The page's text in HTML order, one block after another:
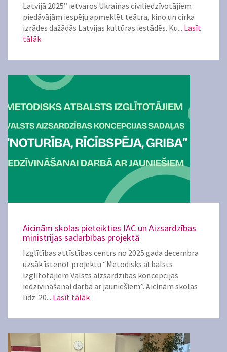
Latvijā 2025” ietvaros Ukrainas civiliedzīvotājiem
piedāvājām iespēju apmeklēt teātra, kino un cirka
izrādes dažādās Latvijas kultūras iestādēs. Ku... Lasīt
tālāk
Aicinām skolas pieteikties IAC un Aizsardzības
ministrijas sadarbības projektā
Izglītības attīstības centrs no 2025.gada decembra
uzsāk īstenot projektu “Metodisks atbalsts
izglītotājiem Valsts aizsardzības koncepcijas
iedzīvināšanai darbā ar jauniešiem”. Aicinām skolas
līdz 20... Lasīt tālāk